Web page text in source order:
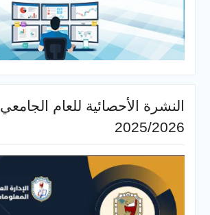
النشرة الأحصائية للعام الجامعي
2025/2026